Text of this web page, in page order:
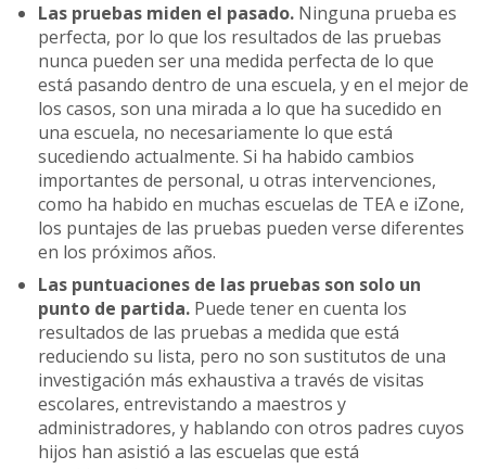
Las pruebas miden el pasado. Ninguna prueba es
perfecta, por lo que los resultados de las pruebas
nunca pueden ser una medida perfecta de lo que
está pasando dentro de una escuela, y en el mejor de
los casos, son una mirada a lo que ha sucedido en
una escuela, no necesariamente lo que está
sucediendo actualmente. Si ha habido cambios
importantes de personal, u otras intervenciones,
como ha habido en muchas escuelas de TEA e iZone,
los puntajes de las pruebas pueden verse diferentes
en los próximos años.
Las puntuaciones de las pruebas son solo un
punto de partida. Puede tener en cuenta los
resultados de las pruebas a medida que está
reduciendo su lista, pero no son sustitutos de una
investigación más exhaustiva a través de visitas
escolares, entrevistando a maestros y
administradores, y hablando con otros padres cuyos
hijos han asistió a las escuelas que está